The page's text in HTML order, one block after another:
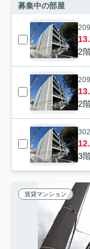
募集中の部屋
209
2
209
2
302
3
賃貸マンション